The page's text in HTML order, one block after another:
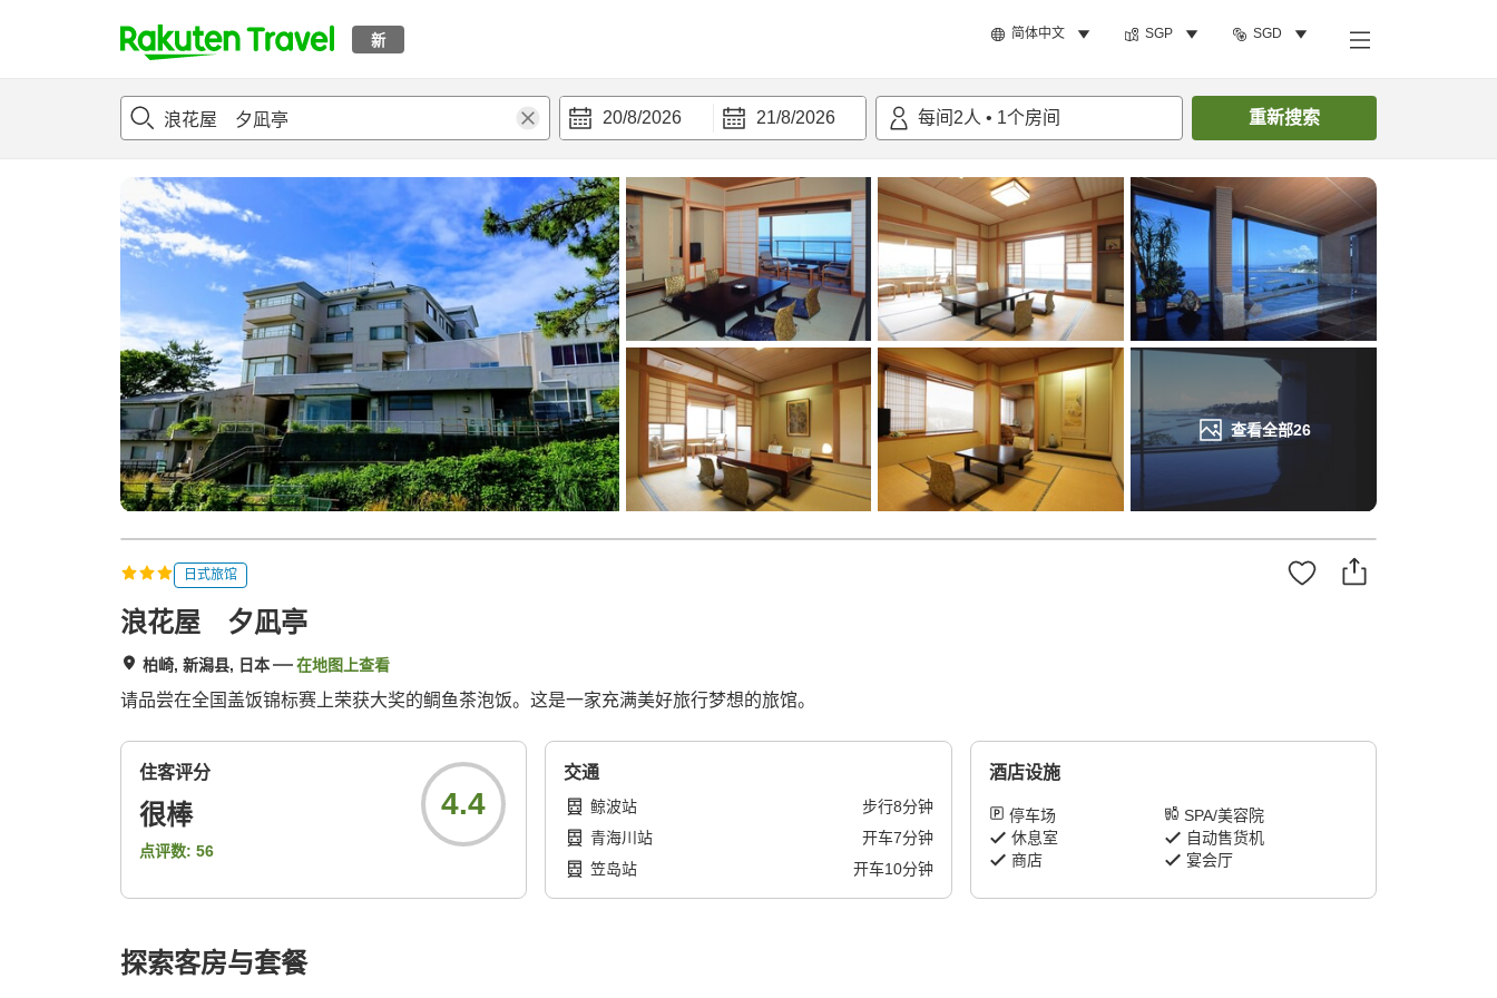
新 简体中文 SGP SGD
t
p
g
e
_
a
r
c
h
20/8/2026 21/8/2026 每间 2人 • 1个房间 重新搜索
查看全部26
概况 客房及住宿套餐评论 搜索客房
日式旅馆
浪花屋 夕凪亭
柏崎, 新潟县, 日本 在地图上查看
请品尝在全国盖饭锦标赛上荣获大奖的鲷鱼茶泡饭。这是一家充满美好旅行梦想的旅馆。
住客评分
很棒
点评数: 56
4.4
交通
鲸波站 步行8分钟
青海川站
开车7分钟
笠岛站
开车10分钟
酒店设施
停车场
SPA/美容院
休息室
自动售货机
商店
宴会厅
探索客房与套餐